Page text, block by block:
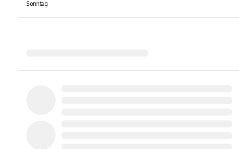
Sonntag